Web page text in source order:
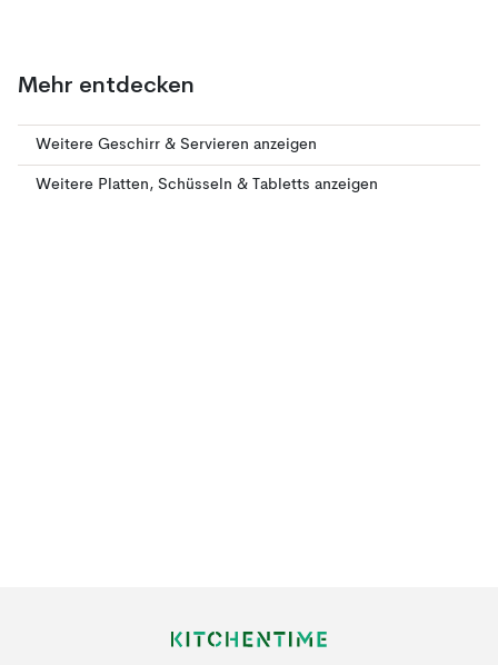
Mehr entdecken
Weitere Geschirr & Servieren anzeigen
Weitere Platten, Schüsseln & Tabletts anzeigen